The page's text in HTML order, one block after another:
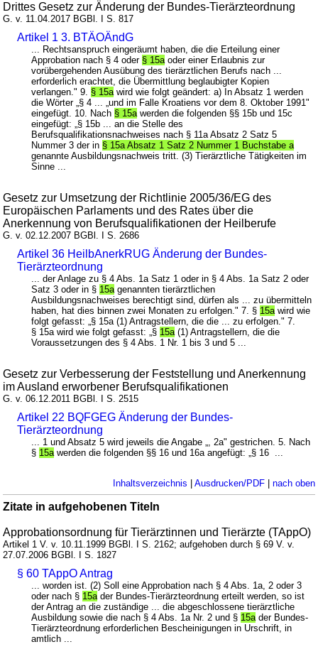
Drittes Gesetz zur Änderung der Bundes-Tierärzteordnung
G. v. 11.04.2017 BGBl. I S. 817
Artikel 1 3. BTÄOÄndG
... Rechtsanspruch eingeräumt haben, die die Erteilung einer
Approbation nach § 4 oder § 15aoder einer Erlaubnis zur
vorübergehenden Ausübung des tierärztlichen Berufs nach ...
erforderlich erachtet, die Übermittlung beglaubigter Kopien
verlangen." 9. § 15awird wie folgt geändert: a) In Absatz 1 werden
die Wörter „§ 4 ... „und im Falle Kroatiens vor dem 8. Oktober 1991"
eingefügt. 10. Nach § 15awerden die folgenden §§ 15b und 15c
eingefügt: „§ 15b ... an die Stelle des
Berufsqualifikationsnachweises nach § 11a Absatz 2 Satz 5
Nummer 3 der in § 15a Absatz 1 Satz 2 Nummer 1 Buchstabe a
genannte Ausbildungsnachweis tritt. (3) Tierärztliche Tätigkeiten im
Sinne ...
Gesetz zur Umsetzung der Richtlinie 2005/36/EG des
Europäischen Parlaments und des Rates über die
Anerkennung von Berufsqualifikationen der Heilberufe
G. v. 02.12.2007 BGBl. I S. 2686
Artikel 36 HeilbAnerkRUG Änderung der Bundes-
Tierärzteordnung
... der Anlage zu § 4 Abs. 1a Satz 1 oder in § 4 Abs. 1a Satz 2 oder
Satz 3 oder in § 15agenannten tierärztlichen
Ausbildungsnachweises berechtigt sind, dürfen als ... zu übermitteln
haben, hat dies binnen zwei Monaten zu erfolgen." 7. § 15awird wie
folgt gefasst: „§ 15a (1) Antragstellern, die die ... zu erfolgen." 7.
§ 15a wird wie folgt gefasst: „§ 15a(1) Antragstellern, die die
Voraussetzungen des § 4 Abs. 1 Nr. 1 bis 3 und 5 ...
Gesetz zur Verbesserung der Feststellung und Anerkennung
im Ausland erworbener Berufsqualifikationen
G. v. 06.12.2011 BGBl. I S. 2515
Artikel 22 BQFGEG Änderung der Bundes-
Tierärzteordnung
... 1 und Absatz 5 wird jeweils die Angabe „, 2a" gestrichen. 5. Nach
§ 15awerden die folgenden §§ 16 und 16a angefügt: „§ 16 ...
Inhaltsverzeichnis Ausdrucken/PDF| nach oben
Zitate in aufgehobenen Titeln
Approbationsordnung für Tierärztinnen und Tierärzte (TAppO)
Artikel 1 V. v. 10.11.1999 BGBl. I S. 2162; aufgehoben durch § 69 V. v.
27.07.2006 BGBl. I S. 1827
§ 60 TAppO Antrag
... worden ist. (2) Soll eine Approbation nach § 4 Abs. 1a, 2 oder 3
oder nach § 15ader Bundes-Tierärzteordnung erteilt werden, so ist
der Antrag an die zuständige ... die abgeschlossene tierärztliche
Ausbildung sowie die nach § 4 Abs. 1a Nr. 2 und § 15ader Bundes-
Tierärzteordnung erforderlichen Bescheinigungen in Urschrift, in
amtlich ...